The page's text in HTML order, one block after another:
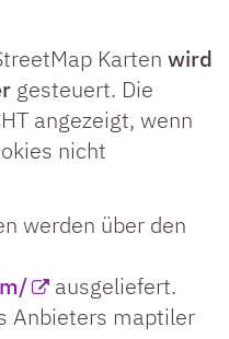
Karten wird
gesteuert. Die
angezeigt, wenn
nicht
werden über den
ausgeliefert.
Anbieters maptiler